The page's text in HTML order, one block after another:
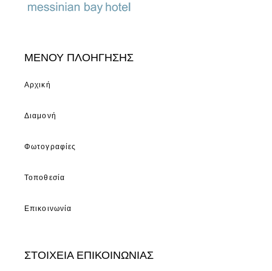
ΜΕΝΟΥ ΠΛΟΗΓΗΣΗΣ
Αρχική
Διαμονή
Φωτογραφίες
Τοποθεσία
Επικοινωνία
ΣΤΟΙΧΕΙΑ ΕΠΙΚΟΙΝΩΝΙΑΣ